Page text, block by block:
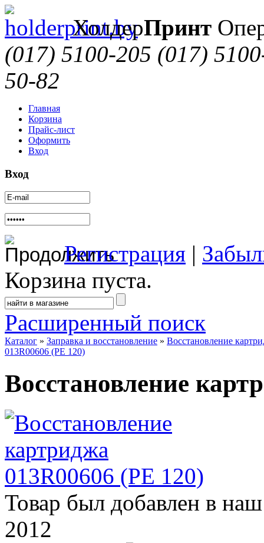
ХолдерПринт
(017) 5100-205 (017)
50-82
Главная
Корзина
Прайс-лист
Оформить
Вход
Вход
Регистрация |
Корзина пуста.
Расширенный поиск
Каталог » Заправка и восстановление » Восстановление
013R00606 (PE 120)
Восстановление
Товар был добавлен в
2012